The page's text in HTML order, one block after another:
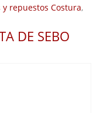
y repuestos Costura,
DE SEBO